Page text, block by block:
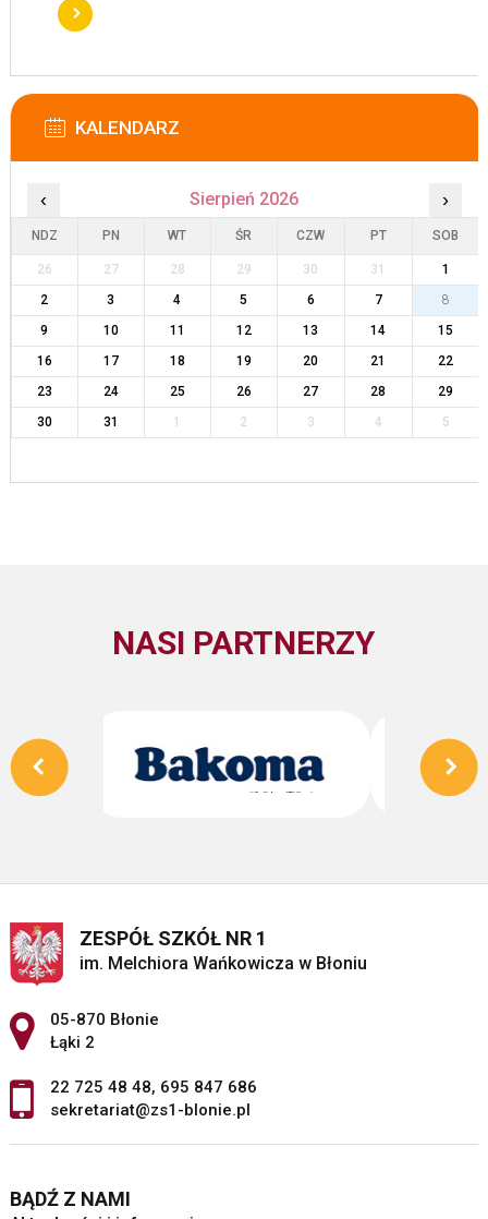
KALENDARZ
‹ Sierpień 2026 ›
NDZ PN WT ŚR CZW PT SOB
26 27 28 29 30 31
1
2
3 4 5 6 7
8
9
10 11 12 13 14
15
16
17 18 19 20 21
22
23
24 25 26 27 28
29
30
31 1 2 3 4 5
NASI PARTNERZY
ZESPÓŁ SZKÓŁ NR 1
im. Melchiora Wańkowicza w Błoniu
Adres pocztowy:
05-870 Błonie
Łąki 2
22 725 48 48, 695 847 686
sekretariat@zs1-blonie.pl
BĄDŹ Z NAMI